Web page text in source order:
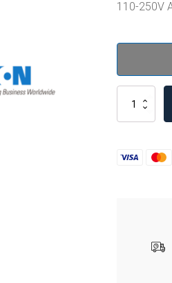
110-250V
XTCE500M22A
DILM500/
cantidad